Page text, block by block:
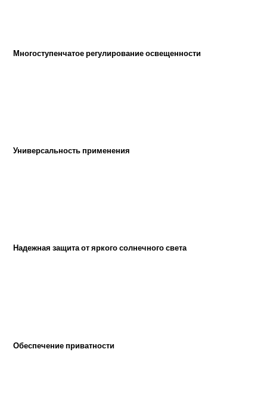
Многоступенчатое регулирование освещенности
Универсальность применения
Надежная защита от яркого солнечного света
Обеспечение приватности